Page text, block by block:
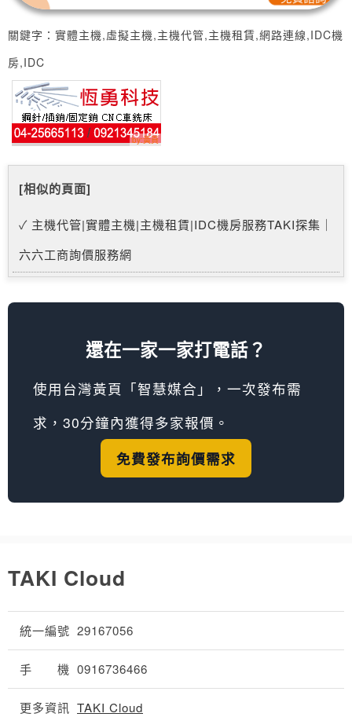
關鍵字：實體主機,虛擬主機,主機代管,主機租賃,網路連線,IDC機
房,IDC
[相似的頁面]
主機代管|實體主機|主機租賃|IDC機房服務TAKI探集｜
六六工商詢價服務網
還在一家一家打電話？
使用台灣黃頁「智慧媒合」，一次發布需
求，30分鐘內獲得多家報價。
免費發布詢價需求
TAKI Cloud
統一編號 29167056
手 機 0916736466
更多資訊 TAKI Cloud